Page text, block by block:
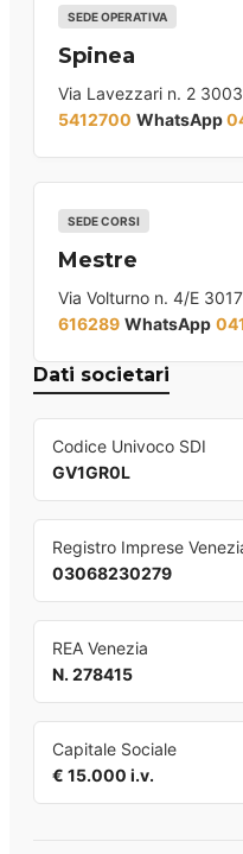
SEDE OPERATIVA
Spinea
Via Lavezzari n. 2
5412700 WhatsApp
SEDE CORSI
Mestre
Via Volturno n. 4/E
616289 WhatsApp
Dati societari
Codice Univoco SDI
GV1GR0L
Registro Imprese
03068230279
REA Venezia
N. 278415
Capitale Sociale
€ 15.000 i.v.